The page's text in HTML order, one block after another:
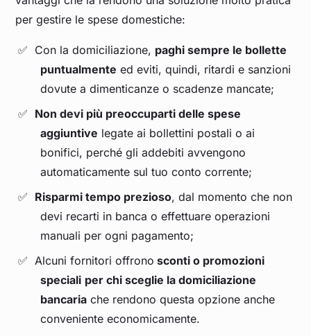
per gestire le spese domestiche:
Con la domiciliazione, paghi sempre le bollette
puntualmente ed eviti, quindi, ritardi e sanzioni
dovute a dimenticanze o scadenze mancate;
Non devi più preoccuparti delle spese
aggiuntive legate ai bollettini postali o ai
bonifici, perché gli addebiti avvengono
automaticamente sul tuo conto corrente;
Risparmi tempo prezioso, dal momento che non
devi recarti in banca o effettuare operazioni
manuali per ogni pagamento;
Alcuni fornitori offrono sconti o promozioni
speciali per chi sceglie la domiciliazione
bancaria che rendono questa opzione anche
conveniente economicamente.